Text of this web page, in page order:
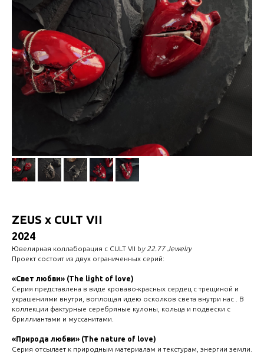
ZEUS x CULT VII
2024
Ювелирная коллаборация c CULT VII by 22.77 Jewelry
Проект состоит из двух ограниченных серий:
«Свет любви» (The light of love)
Cерия представлена в виде кроваво-красных сердец с трещиной и
украшениями внутри, воплощая идею осколков света внутри нас . В
коллекции фактурные серебряные кулоны, кольца и подвески с
бриллиантами и муссанитами.
«Природа любви» (The nature of love)
Cерия отсылает к природным материалам и текстурам, энергии земли.